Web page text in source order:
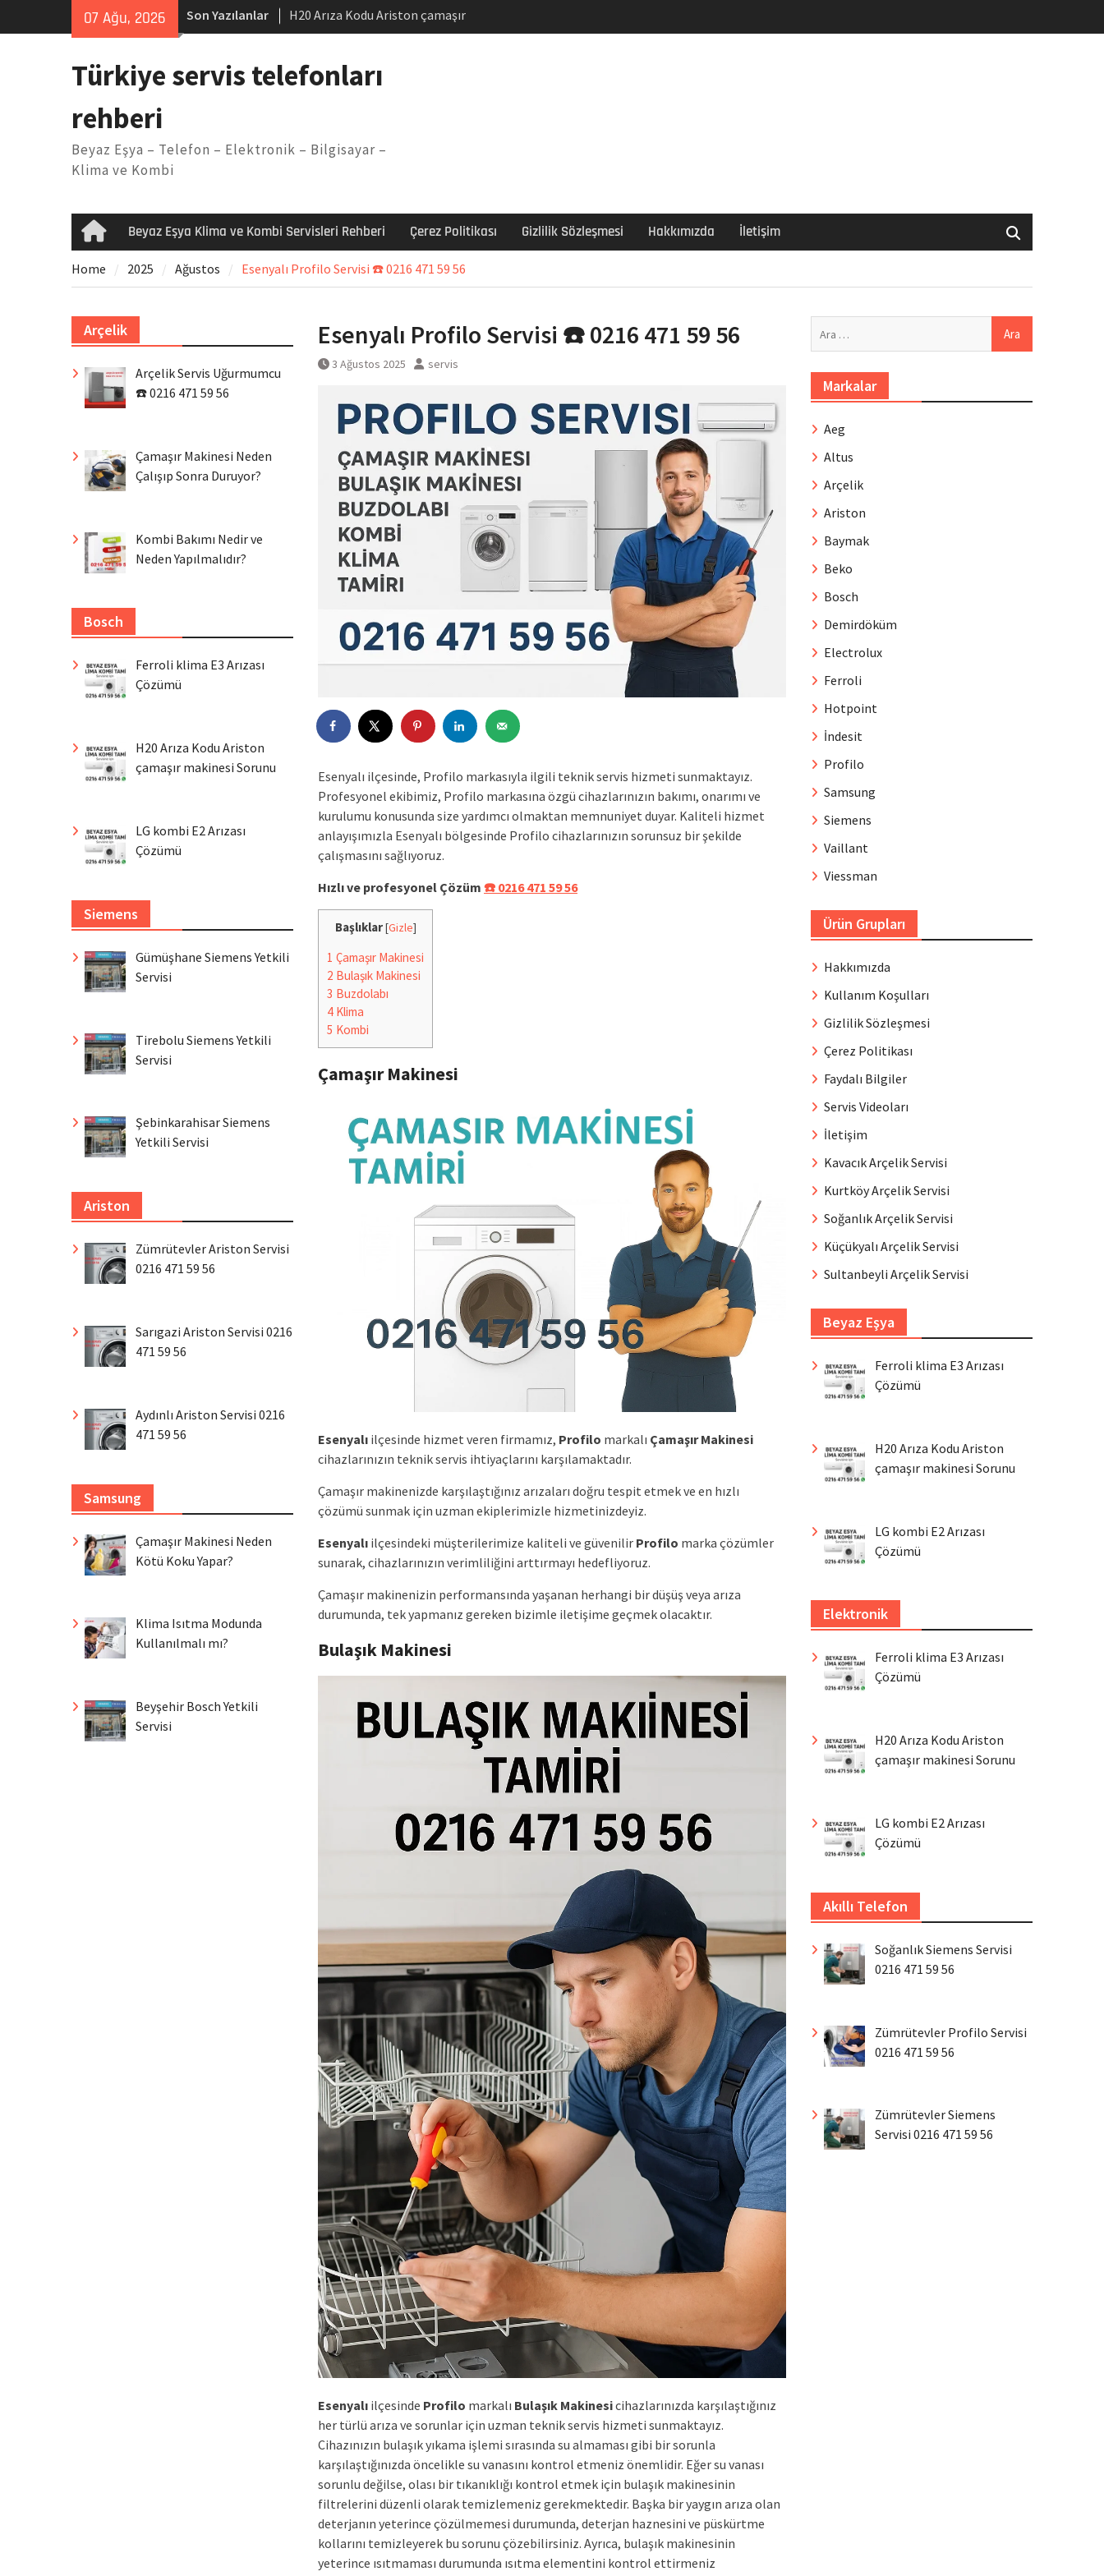
07 Ağu, 2026 Son Yazılanlar
H20 Arıza Kodu Ariston çamaşır
makinesi Sorunu
Arçelik buzdolabı F5 Hatası Çözüm
Ferroli klima E3 Arızası Çözümü
Türkiye servis telefonları
rehberi
Beyaz Eşya – Telefon – Elektronik – Bilgisayar –
Klima ve Kombi
HomeBeyaz Eşya Klima ve Kombi Servisleri Rehberi Çerez Politikası Gizlilik Sözleşmesi Hakkımızda İletişim
Home 2025 Ağustos Esenyalı Profilo Servisi ☎️ 0216 471 59 56
Esenyalı Profilo Servisi ☎️ 0216 471 59 56
3 Ağustos 2025 servis
Esenyalı ilçesinde, Profilo markasıyla ilgili teknik servis hizmeti sunmaktayız.
Profesyonel ekibimiz, Profilo markasına özgü cihazlarınızın bakımı, onarımı ve
kurulumu konusunda size yardımcı olmaktan memnuniyet duyar. Kaliteli hizmet
anlayışımızla Esenyalı bölgesinde Profilo cihazlarınızın sorunsuz bir şekilde
çalışmasını sağlıyoruz.
Hızlı ve profesyonel Çözüm ☎️ 0216 471 59 56
Başlıklar [Gizle]
1 Çamaşır Makinesi
2 Bulaşık Makinesi
3 Buzdolabı
4 Klima
5 Kombi
Çamaşır Makinesi
Esenyalı ilçesinde hizmet veren firmamız, Profilo markalı Çamaşır Makinesi
cihazlarınızın teknik servis ihtiyaçlarını karşılamaktadır.
Çamaşır makinenizde karşılaştığınız arızaları doğru tespit etmek ve en hızlı
çözümü sunmak için uzman ekiplerimizle hizmetinizdeyiz.
Esenyalı ilçesindeki müşterilerimize kaliteli ve güvenilir Profilo marka çözümler
sunarak, cihazlarınızın verimliliğini arttırmayı hedefliyoruz.
Çamaşır makinenizin performansında yaşanan herhangi bir düşüş veya arıza
durumunda, tek yapmanız gereken bizimle iletişime geçmek olacaktır.
Bulaşık Makinesi
Esenyalı ilçesinde Profilo markalı Bulaşık Makinesicihazlarınızda karşılaştığınız
her türlü arıza ve sorunlar için uzman teknik servis hizmeti sunmaktayız.
Cihazınızın bulaşık yıkama işlemi sırasında su almaması gibi bir sorunla
karşılaştığınızda öncelikle su vanasını kontrol etmeniz önemlidir. Eğer su vanası
sorunlu değilse, olası bir tıkanıklığı kontrol etmek için bulaşık makinesinin
filtrelerini düzenli olarak temizlemeniz gerekmektedir. Başka bir yaygın arıza olan
deterjanın yeterince çözülmemesi durumunda, deterjan haznesini ve püskürtme
kollarını temizleyerek bu sorunu çözebilirsiniz. Ayrıca, bulaşık makinesinin
yeterince ısıtmaması durumunda ısıtma elementini kontrol ettirmeniz
Markalar
Aeg
Altus
Arçelik
Ariston
Baymak
Beko
Bosch
Demirdöküm
Electrolux
Ferroli
Hotpoint
İndesit
Profilo
Samsung
Siemens
Vaillant
Viessman
Ürün Grupları
Hakkımızda
Kullanım Koşulları
Gizlilik Sözleşmesi
Çerez Politikası
Faydalı Bilgiler
Servis Videoları
İletişim
Kavacık Arçelik Servisi
Kurtköy Arçelik Servisi
Soğanlık Arçelik Servisi
Küçükyalı Arçelik Servisi
Sultanbeyli Arçelik Servisi
Beyaz Eşya
Ferroli klima E3 Arızası
Çözümü
H20 Arıza Kodu Ariston
çamaşır makinesi Sorunu
LG kombi E2 Arızası
Çözümü
Elektronik
Ferroli klima E3 Arızası
Çözümü
H20 Arıza Kodu Ariston
çamaşır makinesi Sorunu
LG kombi E2 Arızası
Çözümü
Akıllı Telefon
Soğanlık Siemens Servisi
0216 471 59 56
Zümrütevler Profilo Servisi
0216 471 59 56
Zümrütevler Siemens
Servisi 0216 471 59 56
Arçelik
Arçelik Servis Uğurmumcu
☎️ 0216 471 59 56
Çamaşır Makinesi Neden
Çalışıp Sonra Duruyor?
Kombi Bakımı Nedir ve
Neden Yapılmalıdır?
Bosch
Ferroli klima E3 Arızası
Çözümü
H20 Arıza Kodu Ariston
çamaşır makinesi Sorunu
LG kombi E2 Arızası
Çözümü
Siemens
Gümüşhane Siemens Yetkili
Servisi
Tirebolu Siemens Yetkili
Servisi
Şebinkarahisar Siemens
Yetkili Servisi
Ariston
Zümrütevler Ariston Servisi
0216 471 59 56
Sarıgazi Ariston Servisi 0216
471 59 56
Aydınlı Ariston Servisi 0216
471 59 56
Samsung
Çamaşır Makinesi Neden
Kötü Koku Yapar?
Klima Isıtma Modunda
Kullanılmalı mı?
Beyşehir Bosch Yetkili
Servisi